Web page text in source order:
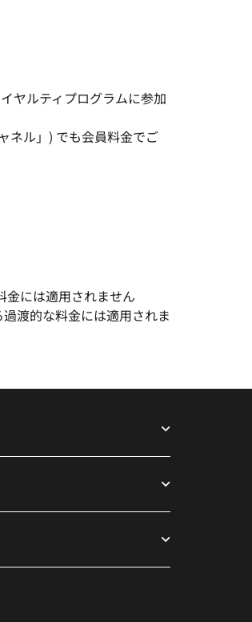
ヤルティプログラムに参加
ネル」) でも会員料金でご
金には適用されません
渡的な料金には適用されま